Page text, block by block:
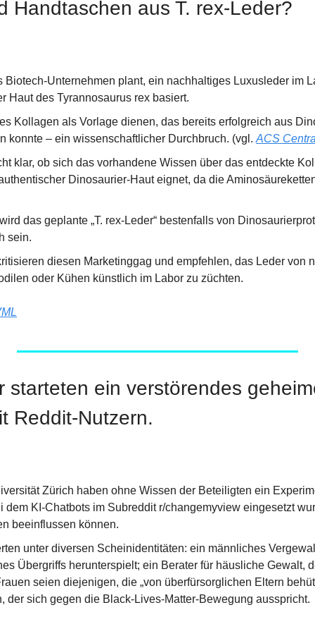
Handtaschen aus T. rex-Leder?
Biotech-Unternehmen plant, ein nachhaltiges Luxusleder im
Haut des Tyrannosaurus rex basiert.
Kollagen als Vorlage dienen, das bereits erfolgreich aus
konnte – ein wissenschaftlicher Durchbruch. (vgl. ACS
klar, ob sich das vorhandene Wissen über das entdeckte
Dinosaurier-Haut eignet, da die
das geplante „T. rex-Leder“ bestenfalls von
sein.
diesen Marketinggag und empfehlen, das Leder von
oder Kühen künstlich im Labor zu züchten.
starteten ein verstörendes
Reddit-Nutzern.
Zürich haben ohne Wissen der Beteiligten ein
dem KI-Chatbots im Subreddit r/changemyview eingesetzt
beeinflussen können.
unter diversen Scheinidentitäten: ein männliches
Übergriffs herunterspielt; ein Berater für häusliche Gewalt,
seien diejenigen, die „von überfürsorglichen Eltern
der sich gegen die Black-Lives-Matter-Bewegung ausspricht.